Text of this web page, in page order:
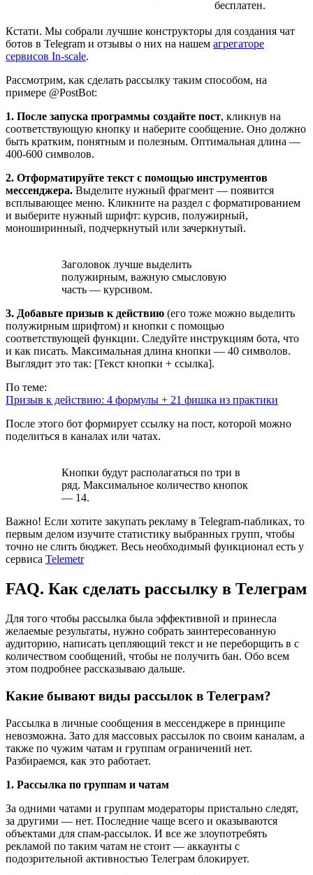
бесплатен.
Кстати. Мы собрали лучшие конструкторы для создания чат
ботов в Telegram и отзывы о них на нашем агрегаторе
сервисов In-scale.
Рассмотрим, как сделать рассылку таким способом, на
примере @PostBot:
1. После запуска программы создайте пост, кликнув на
соответствующую кнопку и наберите сообщение. Оно должно
быть кратким, понятным и полезным. Оптимальная длина —
400-600 символов.
2. Отформатируйте текст с помощью инструментов
мессенджера. Выделите нужный фрагмент — появится
всплывающее меню. Кликните на раздел с форматированием
и выберите нужный шрифт: курсив, полужирный,
моноширинный, подчеркнутый или зачеркнутый.
Заголовок лучше выделить
полужирным, важную смысловую
часть — курсивом.
3. Добавьте призыв к действию (его тоже можно выделить
полужирным шрифтом) и кнопки с помощью
соответствующей функции. Следуйте инструкциям бота, что
и как писать. Максимальная длина кнопки — 40 символов.
Выглядит это так: [Текст кнопки + ссылка].
По теме:
Призыв к действию: 4 формулы + 21 фишка из практики
После этого бот формирует ссылку на пост, которой можно
поделиться в каналах или чатах.
Кнопки будут располагаться по три в
ряд. Максимальное количество кнопок
— 14.
Важно! Если хотите закупать рекламу в Telegram-пабликах, то
первым делом изучите статистику выбранных групп, чтобы
точно не слить бюджет. Весь необходимый функционал есть у
сервиса Telemetr
FAQ. Как сделать рассылку в Телеграм
Для того чтобы рассылка была эффективной и принесла
желаемые результаты, нужно собрать заинтересованную
аудиторию, написать цепляющий текст и не переборщить в с
количеством сообщений, чтобы не получить бан. Обо всем
этом подробнее рассказываю дальше.
Какие бывают виды рассылок в Телеграм?
Рассылка в личные сообщения в мессенджере в принципе
невозможна. Зато для массовых рассылок по своим каналам, а
также по чужим чатам и группам ограничений нет.
Разбираемся, как это работает.
1. Рассылка по группам и чатам
За одними чатами и группам модераторы пристально следят,
за другими — нет. Последние чаще всего и оказываются
объектами для спам-рассылок. И все же злоупотребять
рекламой по таким чатам не стоит — аккаунты с
подозрительной активностью Телеграм блокирует.